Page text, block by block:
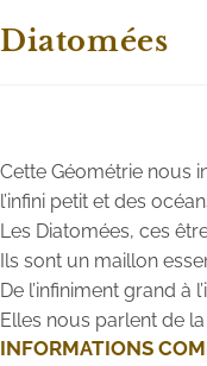
Diatomées
Cette Géométrie nous
l’infini petit et des
Les Diatomées, ces
Ils sont un maillon
De l’infiniment grand à
Elles nous parlent de
INFORMATIONS